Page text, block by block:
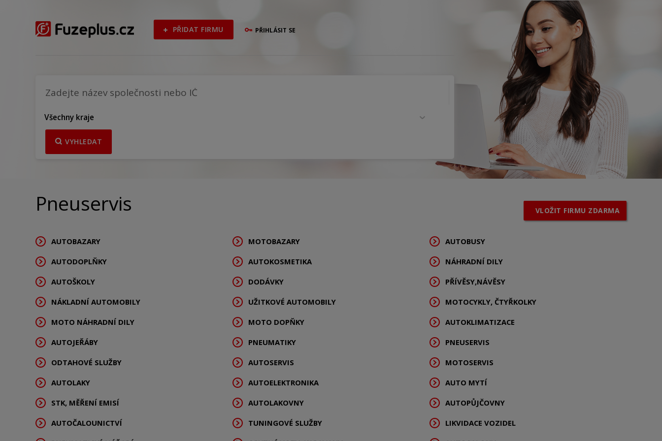
PŘIDAT FIRMU PŘIHLÁSIT SE
Všechny kraje
VYHLEDAT
VLOŽIT FIRMU ZDARMA
Pneuservis
AUTOBAZARY MOTOBAZARY AUTOBUSY
AUTODOPLŇKY AUTOKOSMETIKA NÁHRADNÍ DILY
AUTOŠKOLY DODÁVKY PŘÍVĚSY,NÁVĚSY
NÁKLADNÍ AUTOMOBILY UŽITKOVÉ AUTOMOBILY MOTOCYKLY, ČTYŘKOLKY
MOTO NÁHRADNÍ DILY MOTO DOPŇKY AUTOKLIMATIZACE
AUTOJEŘÁBY PNEUMATIKY PNEUSERVIS
ODTAHOVÉ SLUŽBY AUTOSERVIS MOTOSERVIS
AUTOLAKY AUTOELEKTRONIKA AUTO MYTÍ
STK, MĚŘENÍ EMISÍ AUTOLAKOVNY AUTOPŮJČOVNY
AUTOČALOUNICTVÍ TUNINGOVÉ SLUŽBY LIKVIDACE VOZIDEL